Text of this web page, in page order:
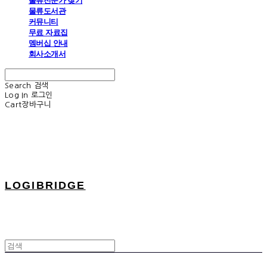
물류도서관
커뮤니티
무료 자료집
멤버십 안내
회사소개서
Search
검색
Log In 로그인
Cart장바구니
LOGIBRIDGE